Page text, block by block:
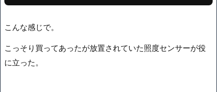
こんな感じで。
こっそり買ってあったが放置されていた照度センサーが役
に立った。